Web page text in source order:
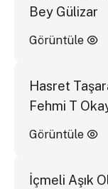
Bey Gülizar
Görüntüle
Hasret
Fehmi T
Görüntüle
İçmeli Aşık